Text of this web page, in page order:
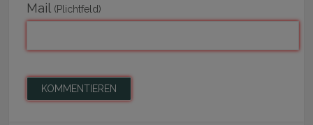
Mail (Plichtfeld)